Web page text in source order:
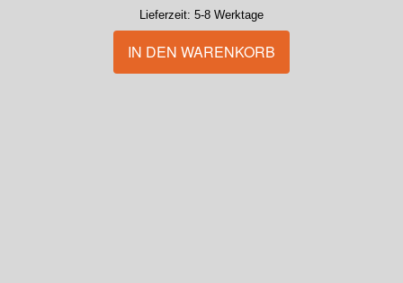
Lieferzeit: 5-8 Werktage
IN DEN WARENKORB